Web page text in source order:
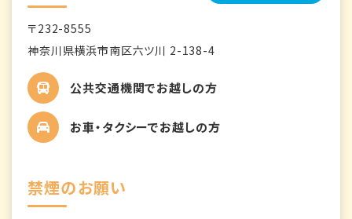
〒232-8555
神奈川県横浜市南区六ツ川 2-138-4
公共交通機関でお越しの方
お車・タクシーでお越しの方
禁煙のお願い